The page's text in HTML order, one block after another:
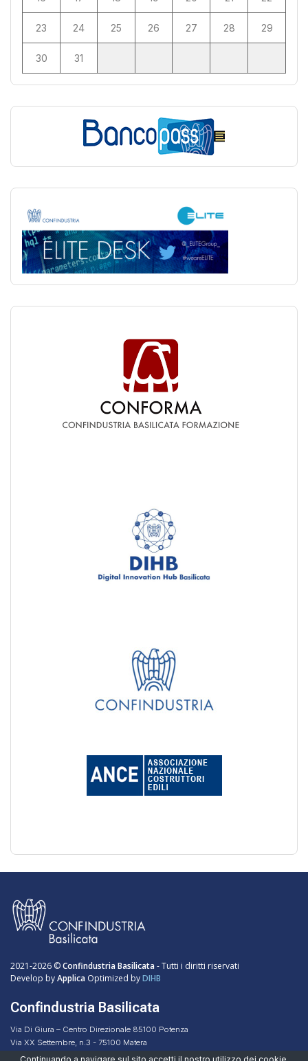
23 24 25 26 27 28 29
30 31
2021-2026 ©Confindustria Basilicata- Tutti i diritti riservati
Develop byApplica Optimized byDIHB
Confindustria Basilicata
Via Di Giura – Centro Direzionale 85100 Potenza
Via XX Settembre, n.3 - 75100 Matera
Codice Fiscale 96051160768